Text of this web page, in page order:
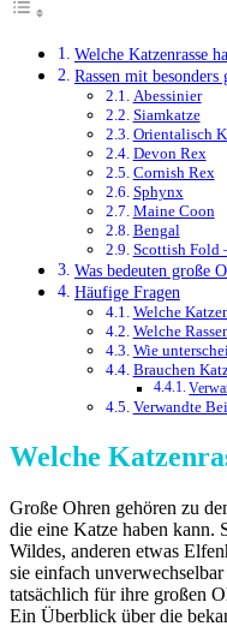
Welche Katzenrasse
Rassen mit besonders
Abessinier
Siamkatze
Orientalisch
Devon Rex
Cornish Rex
Sphynx
Maine Coon
Bengal
Scottish Fold
Was bedeuten große
Häufige Fragen
Welche
Welche
Wie
Brauchen
Verwandte
Welche
Große Ohren gehören zu
die eine Katze haben kann.
Wildes, anderen etwas
sie einfach
tatsächlich für ihre großen
Ein Überblick über die